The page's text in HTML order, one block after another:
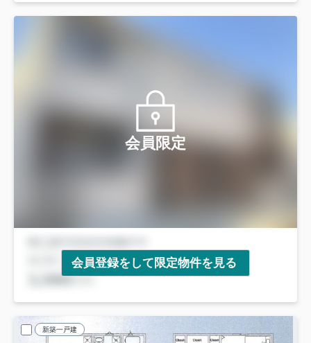
会員限定
会員登録をして限定物件を見る
新築一戸建